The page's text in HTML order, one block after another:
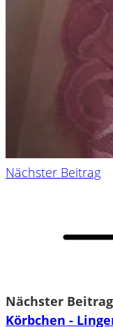
Nächster Beitrag
Nächster Beitrag
Körbchen -